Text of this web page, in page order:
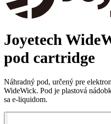
Joyetech
pod cartridge
Náhradný pod, určený pre
WideWick. Pod je plastová
sa e-liquidom.